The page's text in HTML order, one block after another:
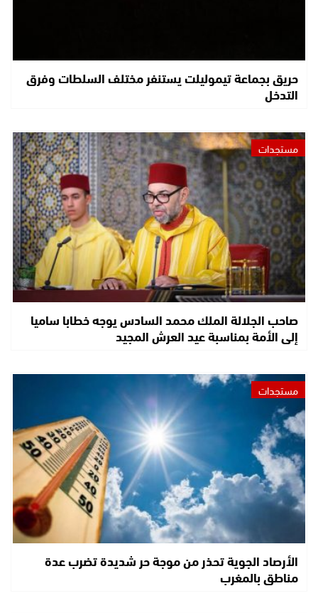
حريق بجماعة تيموليلت يستنفر مختلف السلطات وفرق
التدخل
مستجدات
صاحب الجلالة الملك محمد السادس يوجه خطابا ساميا
إلى الأمة بمناسبة عيد العرش المجيد
مستجدات
الأرصاد الجوية تحذر من موجة حر شديدة تضرب عدة
مناطق بالمغرب